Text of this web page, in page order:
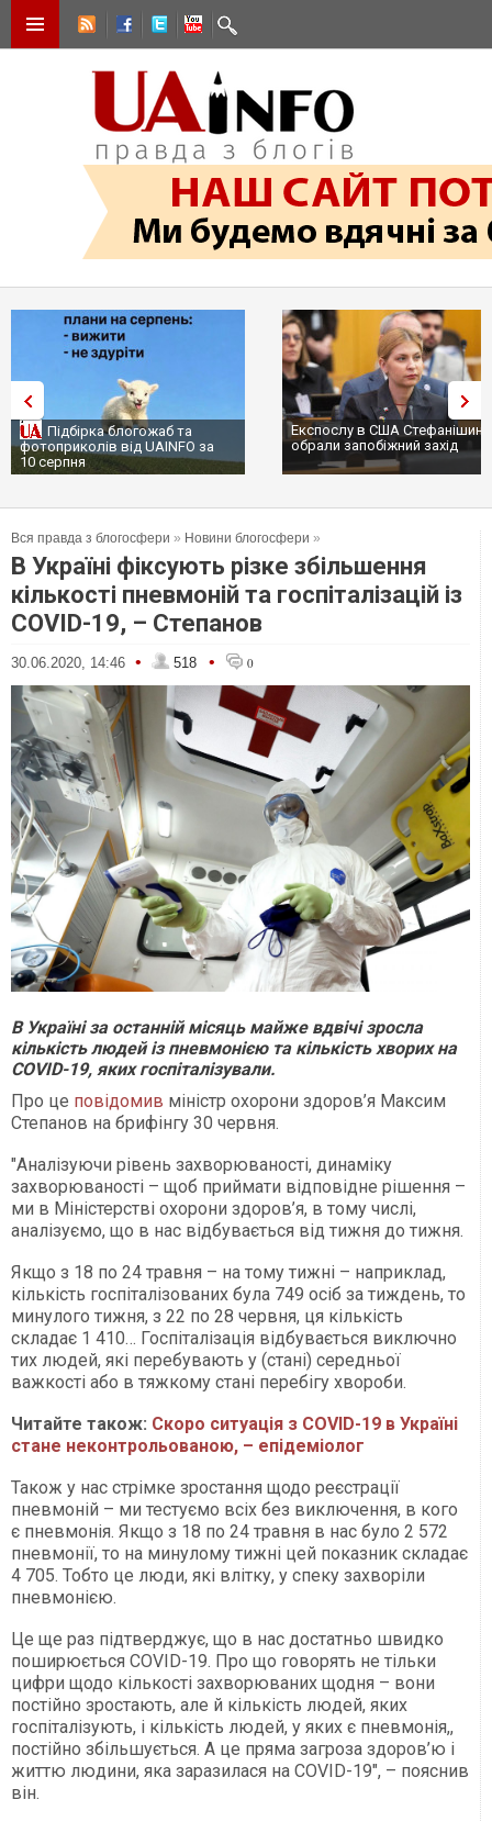
Підбірка блогожаб та
фотоприколів від UAINFO за
10 серпня
Експослу в США
обрали запобіжний захід
Вся правда з блогосфери » Новини блогосфери »
В Україні фіксують різке збільшення
кількості пневмоній та госпіталізацій із
COVID-19, – Степанов
30.06.2020, 14:46 • 518 • 0
В Україні за останній місяць майже вдвічі зросла
кількість людей із пневмонією та кількість хворих на
COVID-19, яких госпіталізували.
Про це повідомив міністр охорони здоров’я Максим
Степанов на брифінгу 30 червня.
"Аналізуючи рівень захворюваності, динаміку
захворюваності – щоб приймати відповідне рішення –
ми в Міністерстві охорони здоров’я, в тому числі,
аналізуємо, що в нас відбувається від тижня до тижня.
Якщо з 18 по 24 травня – на тому тижні – наприклад,
кількість госпіталізованих була 749 осіб за тиждень, то
минулого тижня, з 22 по 28 червня, ця кількість
складає 1 410… Госпіталізація відбувається виключно
тих людей, які перебувають у (стані) середньої
важкості або в тяжкому стані перебігу хвороби.
Читайте також: Скоро ситуація з COVID-19 в Україні
стане неконтрольованою, – епідеміолог
Також у нас стрімке зростання щодо реєстрації
пневмоній – ми тестуємо всіх без виключення, в кого
є пневмонія. Якщо з 18 по 24 травня в нас було 2 572
пневмонії, то на минулому тижні цей показник складає
4 705. Тобто це люди, які влітку, у спеку захворіли
пневмонією.
Це ще раз підтверджує, що в нас достатньо швидко
поширюється COVID-19. Про що говорять не тільки
цифри щодо кількості захворюваних щодня – вони
постійно зростають, але й кількість людей, яких
госпіталізують, і кількість людей, у яких є пневмонія,,
постійно збільшується. А це пряма загроза здоров’ю і
життю людини, яка заразилася на COVID-19", – пояснив
він.